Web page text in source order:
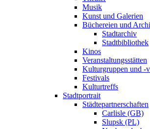
Musik
Kunst und Galerien
Büchereien und
Stadtarchiv
Stadtbibliothek
Kinos
Veranstaltungsstätten
Kulturgruppen und -
Festivals
Kulturtreffs
Stadtportrait
Städtepartnerschaften
Carlisle (GB)
Slupsk (PL)